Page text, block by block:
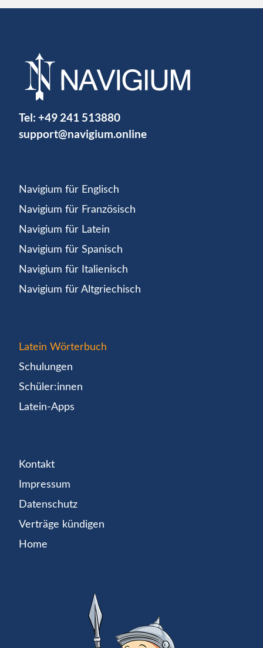
Tel: +49 241 513880
support@navigium.online
Navigium für Englisch
Navigium für Französisch
Navigium für Latein
Navigium für Spanisch
Navigium für Italienisch
Navigium für Altgriechisch
Latein Wörterbuch
Schulungen
Schüler:innen
Latein-Apps
Kontakt
Impressum
Datenschutz
Verträge kündigen
Home